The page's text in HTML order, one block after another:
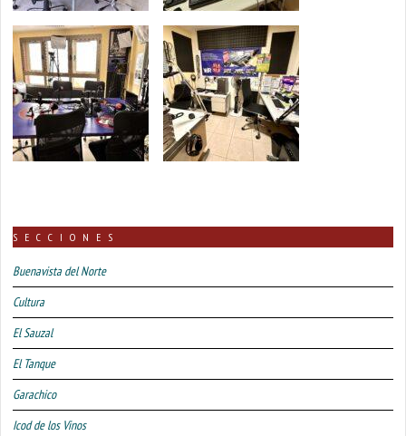
SECCIONES
Buenavista del Norte
Cultura
El Sauzal
El Tanque
Garachico
Icod de los Vinos